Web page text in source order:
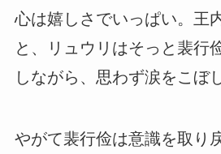
心は嬉しさでいっぱい。王
と、リュウリはそっと裴行
しながら、思わず涙をこぼ
やがて裴行俭は意識を取り